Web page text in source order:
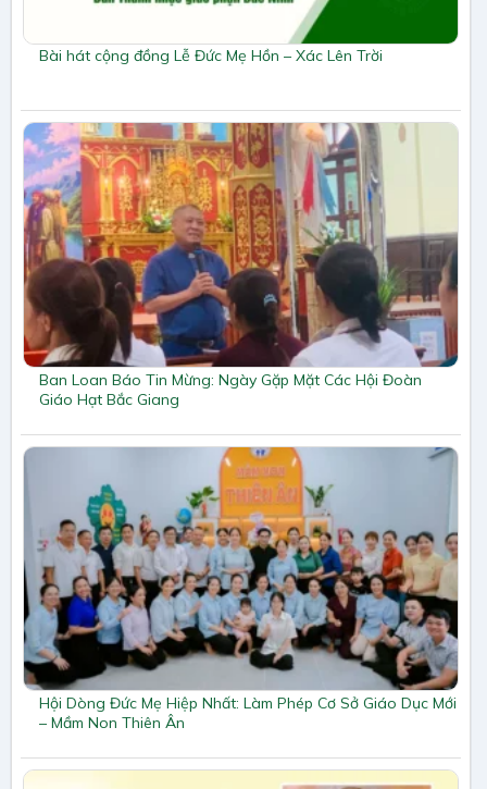
Bài hát cộng đồng Lễ Đức Mẹ Hồn – Xác Lên Trời
Ban Loan Báo Tin Mừng: Ngày Gặp Mặt Các Hội Đoàn
Giáo Hạt Bắc Giang
Hội Dòng Đức Mẹ Hiệp Nhất: Làm Phép Cơ Sở Giáo Dục Mới
– Mầm Non Thiên Ân